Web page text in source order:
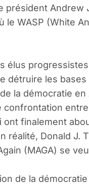
président Andrew
WASP (White
élus
détruire les bases
la démocratie en
confrontation
finalement
réalité, Donald J.
(MAGA) se
de la